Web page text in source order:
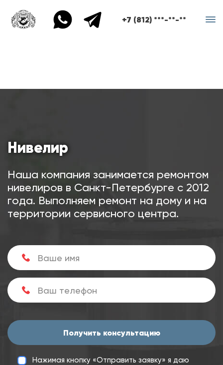
+7 (812) ***-**-**
Нивелир
Наша компания занимается ремонтом
нивелиров в Санкт-Петербурге с 2012
года. Выполняем ремонт на дому и на
территории сервисного центра.
Получить консультацию
Нажимая кнопку «Отправить заявку» я даю